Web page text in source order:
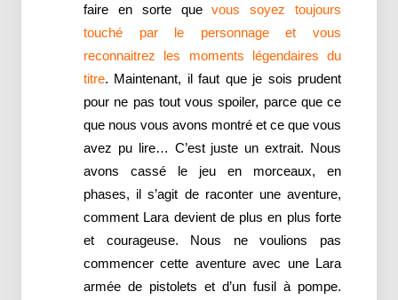
faire en sorte quevous soyez toujours
touché par le personnage et vous
reconnaitrez les moments légendaires du
titre. Maintenant, il faut que je sois prudent
pour ne pas tout vous spoiler, parce que ce
que nous vous avons montré et ce que vous
avez pu lire… C’est juste un extrait. Nous
avons cassé le jeu en morceaux, en
phases, il s’agit de raconter une aventure,
comment Lara devient de plus en plus forte
et courageuse. Nous ne voulions pas
commencer cette aventure avec une Lara
armée de pistolets et d’un fusil à pompe.